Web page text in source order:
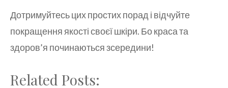
Дотримуйтесь цих простих порад і відчуйте
покращення якості своєї шкіри. Бо краса та
здоров’я починаються зсередини!
Related Posts: